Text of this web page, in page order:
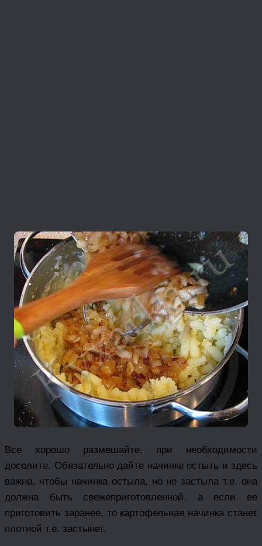
Все хорошо размешайте, при необходимости
досолите. Обязательно дайте начинке остыть и здесь
важно, чтобы начинка остыла, но не застыла т.е. она
должна быть свежеприготовленной, а если ее
приготовить заранее, то картофельная начинка станет
плотной т.е. застынет.